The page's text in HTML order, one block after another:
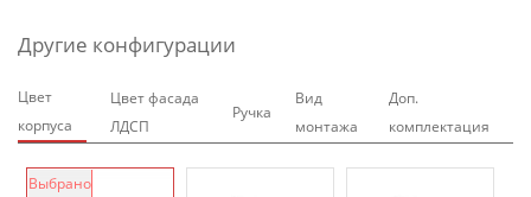
Другие конфигурации
Цвет
корпуса
Цвет фасада
ЛДСП
Ручка
Вид
монтажа
Доп.
комплектация
Выбрано